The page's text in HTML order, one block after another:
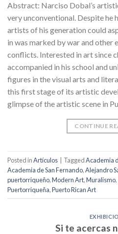
Abstract: Narciso Dobal’s
very unconventional. Despite he
artists of his generation could
in was marked by war and other
conflicts. Interested in art since
accompanied in his school and
figures in the visual arts and
this first stage of its artistic
glimpse of the artistic scene in
CONTINUE
Posted inArtículos | TaggedAcademia
Academia de San Fernando,Alejandro
puertorriqueño,Modern Art,Muralismo,
Puertorriqueña,Puerto Rican Art
Si te acercas